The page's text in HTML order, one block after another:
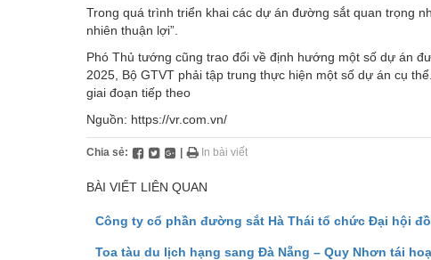
Trong quá trình triển khai các dự án đường sắt quan trọng
nhiên thuận lợi”.
Phó Thủ tướng cũng trao đổi về định hướng một số dự án
2025, Bộ GTVT phải tập trung thực hiện một số dự án cụ
giai đoạn tiếp theo
Nguồn: https://vr.com.vn/
Chia sẻ: In bài viết
BÀI VIẾT LIÊN QUAN
Công ty cổ phần đường sắt Hà Thái tổ chức Đại hội
Toa tàu du lịch hạng sang Đà Nẵng – Quy Nhơn tái